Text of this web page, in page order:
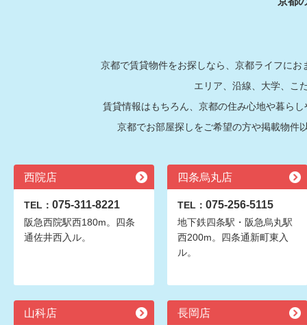
京都で賃貸物件をお探しなら、京都ライフに
エリア、沿線、大学、こ
賃貸情報はもちろん、京都の住み心地や暮ら
京都でお部屋探しをご希望の方や掲載物件
西院店
TEL： 075-311-8221
阪急西院駅西180m。四条
通佐井西入ル。
四条烏丸店
TEL： 075-256-5115
地下鉄四条駅・阪急烏丸駅
西200m。四条通新町東入
ル。
山科店 長岡店